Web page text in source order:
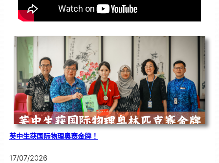
芙中生获国际物理奥赛金牌！
17/07/2026